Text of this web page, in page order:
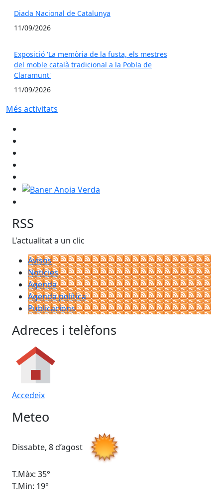
Diada Nacional de Catalunya
11/09/2026
Exposició 'La memòria de la fusta, els mestres
del moble català tradicional a la Pobla de
Claramunt'
11/09/2026
Més activitats
Baner Anoia Verda
RSS
L'actualitat a un clic
Avisos
Notícies
Agenda
Agenda política
Publicacions
Adreces i telèfons
Accedeix
Meteo
Dissabte, 8 d’agost
T.Màx: 35°
T.Min: 19°